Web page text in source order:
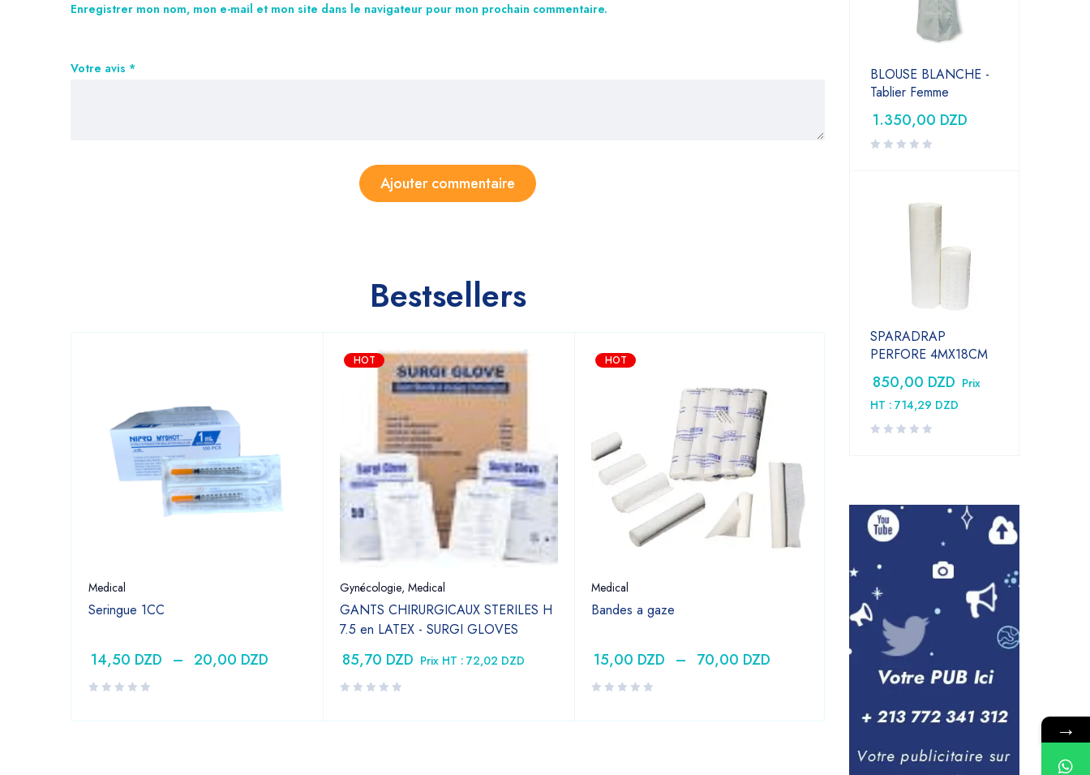
Votre avis *
Enregistrer mon nom, mon e-mail et mon site dans le navigateur pour mon prochain commentaire.
Bestsellers
Medical
Seringue 1CC
14,50 DZD – 20,00 DZD
HOT
Gynécologie, Medical
GANTS CHIRURGICAUX STERILES H
7.5 en LATEX - SURGI GLOVES
85,70 DZD Prix HT : 72,02 DZD
HOT
Medical
Bandes a gaze
15,00 DZD – 70,00 DZD
Laboratoire
Seringue 10CC PRONTO
24,79DZD Prix HT :
BLOUSE BLANCHE -
Tablier Femme
1.350,00 DZD
SPARADRAP
PERFORE 4MX18CM
850,00 DZD Prix
HT : 714,29 DZD
→